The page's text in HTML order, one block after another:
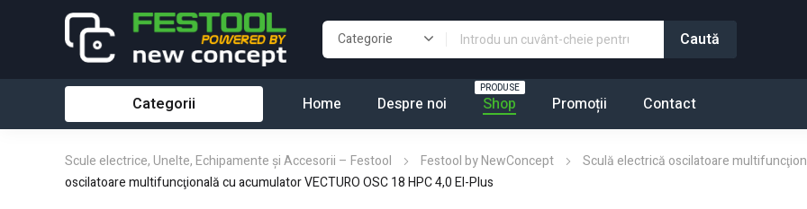
Categorii Home Despre noi Shop
PRODUSE
Promoții Contact
Scule electrice, Unelte, Echipamente și Accesorii – Festool Festool by NewConcept Sculă electrică oscilatoare
oscilatoare multifuncţională cu acumulator VECTURO OSC 18 HPC 4,0 EI-Plus